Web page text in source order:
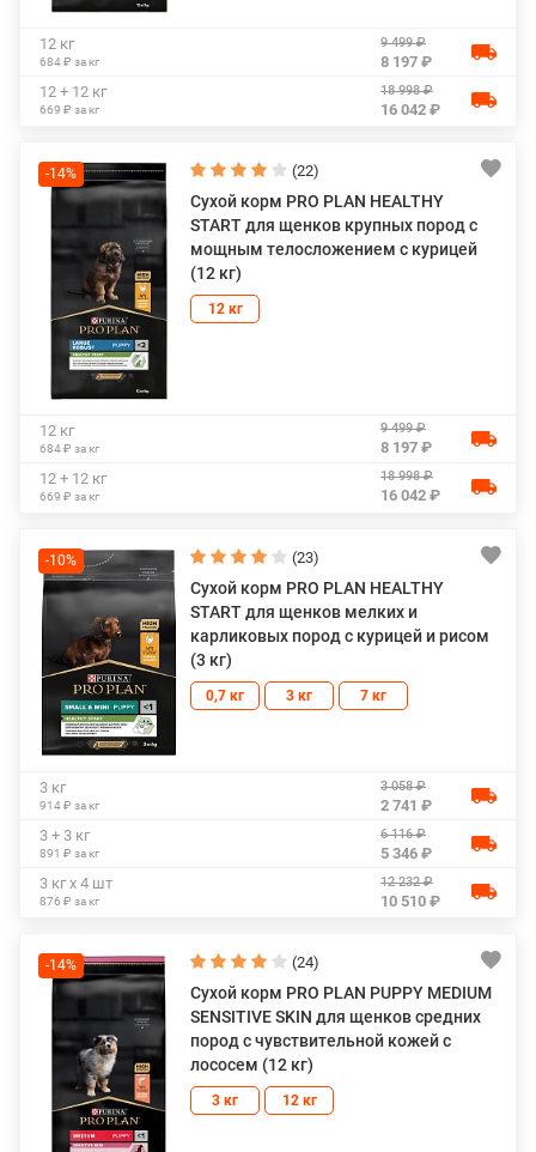
12 кг
684 ₽ за кг
9 499 ₽
8 197 ₽
12 + 12 кг
669 ₽ за кг
18 998 ₽
16 042 ₽
-14% (22)
Сухой корм PRO PLAN HEALTHY
START для щенков крупных пород с
мощным телосложением с курицей
(12 кг)
12 кг
12 кг
684 ₽ за кг
9 499 ₽
8 197 ₽
12 + 12 кг
669 ₽ за кг
18 998 ₽
16 042 ₽
-10% (23)
Сухой корм PRO PLAN HEALTHY
START для щенков мелких и
карликовых пород с курицей и рисом
(3 кг)
0,7 кг 3 кг 7 кг
3 кг
914 ₽ за кг
3 058 ₽
2 741 ₽
3 + 3 кг
891 ₽ за кг
6 116 ₽
5 346 ₽
3 кг х 4 шт
876 ₽ за кг
12 232 ₽
10 510 ₽
-14% (24)
Сухой корм PRO PLAN PUPPY MEDIUM
SENSITIVE SKIN для щенков средних
пород с чувствительной кожей с
лососем (12 кг)
3 кг 12 кг